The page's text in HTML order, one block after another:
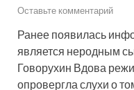
Оставьте комментарий
Ранее появилась
является неродным
Говорухин Вдова
опровергла слухи о